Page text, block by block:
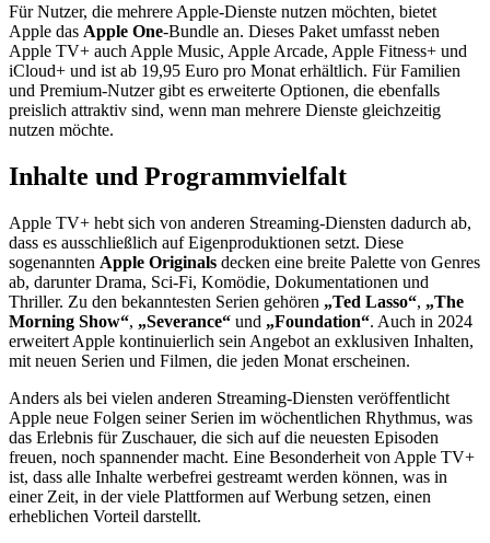
Für Nutzer, die mehrere Apple-Dienste nutzen möchten, bietet
Apple das Apple One-Bundle an. Dieses Paket umfasst neben
Apple TV+ auch Apple Music, Apple Arcade, Apple Fitness+ und
iCloud+ und ist ab 19,95 Euro pro Monat erhältlich. Für Familien
und Premium-Nutzer gibt es erweiterte Optionen, die ebenfalls
preislich attraktiv sind, wenn man mehrere Dienste gleichzeitig
nutzen möchte.
Inhalte und Programmvielfalt
Apple TV+ hebt sich von anderen Streaming-Diensten dadurch ab,
dass es ausschließlich auf Eigenproduktionen setzt. Diese
sogenannten Apple Originals decken eine breite Palette von Genres
ab, darunter Drama, Sci-Fi, Komödie, Dokumentationen und
Thriller. Zu den bekanntesten Serien gehören „Ted Lasso“, „The
Morning Show“, „Severance“ und „Foundation“. Auch in 2024
erweitert Apple kontinuierlich sein Angebot an exklusiven Inhalten,
mit neuen Serien und Filmen, die jeden Monat erscheinen.
Anders als bei vielen anderen Streaming-Diensten veröffentlicht
Apple neue Folgen seiner Serien im wöchentlichen Rhythmus, was
das Erlebnis für Zuschauer, die sich auf die neuesten Episoden
freuen, noch spannender macht. Eine Besonderheit von Apple TV+
ist, dass alle Inhalte werbefrei gestreamt werden können, was in
einer Zeit, in der viele Plattformen auf Werbung setzen, einen
erheblichen Vorteil darstellt.